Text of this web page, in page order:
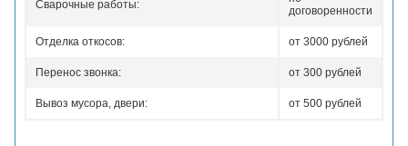
Сварочные работы:
договоренности
Отделка откосов: от 3000 рублей
Перенос звонка: от 300 рублей
Вывоз мусора, двери: от 500 рублей